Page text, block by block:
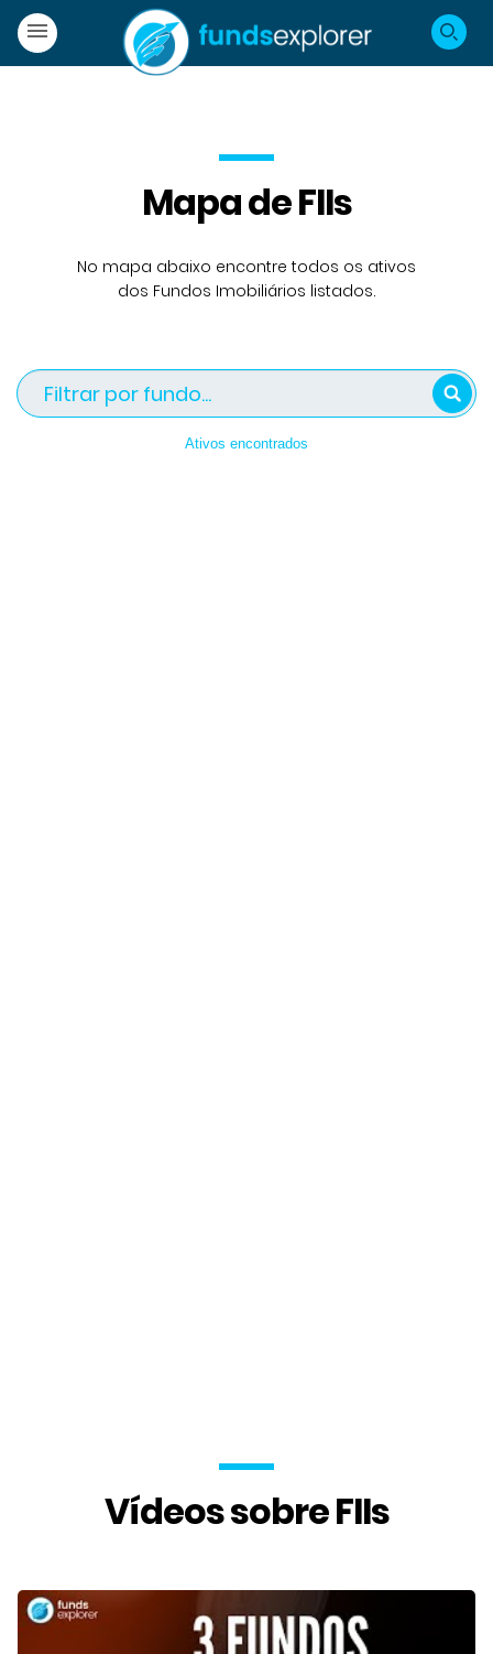
Mapa de FIIs
No mapa abaixo encontre todos os ativos
dos Fundos Imobiliários listados.
Ativos encontrados
Vídeos sobre FIIs